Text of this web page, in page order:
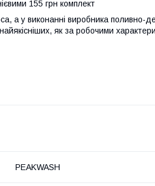
155 грн комплект
а у виконанні виробника поливно-
як за робочими
PEAKWASH